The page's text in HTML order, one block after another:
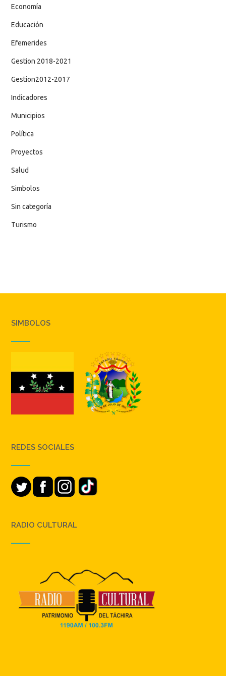
Economía
Educación
Efemerides
Gestion 2018-2021
Gestion2012-2017
Indicadores
Municipios
Política
Proyectos
Salud
Simbolos
Sin categoría
Turismo
SIMBOLOS
REDES SOCIALES
RADIO CULTURAL